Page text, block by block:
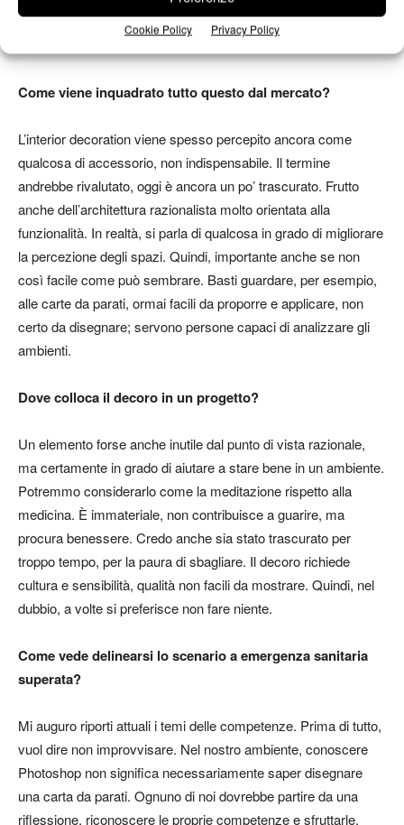
Cookie Policy Privacy Policy
grandi palazzi per scritte o messaggi. Un segnale interessante
Come viene inquadrato tutto questo dal mercato?
L’interior decoration viene spesso percepito ancora come
qualcosa di accessorio, non indispensabile. Il termine
andrebbe rivalutato, oggi è ancora un po’ trascurato. Frutto
anche dell’architettura razionalista molto orientata alla
funzionalità. In realtà, si parla di qualcosa in grado di migliorare
la percezione degli spazi. Quindi, importante anche se non
così facile come può sembrare. Basti guardare, per esempio,
alle carte da parati, ormai facili da proporre e applicare, non
certo da disegnare; servono persone capaci di analizzare gli
ambienti.
Dove colloca il decoro in un progetto?
Un elemento forse anche inutile dal punto di vista razionale,
ma certamente in grado di aiutare a stare bene in un ambiente.
Potremmo considerarlo come la meditazione rispetto alla
medicina. È immateriale, non contribuisce a guarire, ma
procura benessere. Credo anche sia stato trascurato per
troppo tempo, per la paura di sbagliare. Il decoro richiede
cultura e sensibilità, qualità non facili da mostrare. Quindi, nel
dubbio, a volte si preferisce non fare niente.
Come vede delinearsi lo scenario a emergenza sanitaria
superata?
Mi auguro riporti attuali i temi delle competenze. Prima di tutto,
vuol dire non improvvisare. Nel nostro ambiente, conoscere
Photoshop non significa necessariamente saper disegnare
una carta da parati. Ognuno di noi dovrebbe partire da una
riflessione, riconoscere le proprie competenze e sfruttarle,